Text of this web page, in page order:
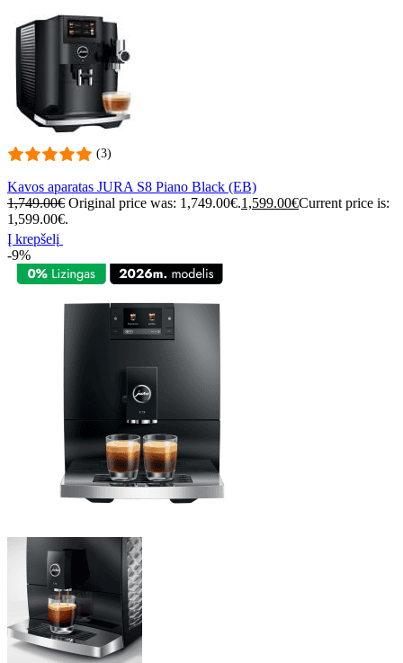
(3)
Kavos aparatas JURA S8 Piano Black (EB)
1,749.00€ Original price was: 1,749.00€.1,599.00€Current price is:
1,599.00€.
Į krepšelį
-9%